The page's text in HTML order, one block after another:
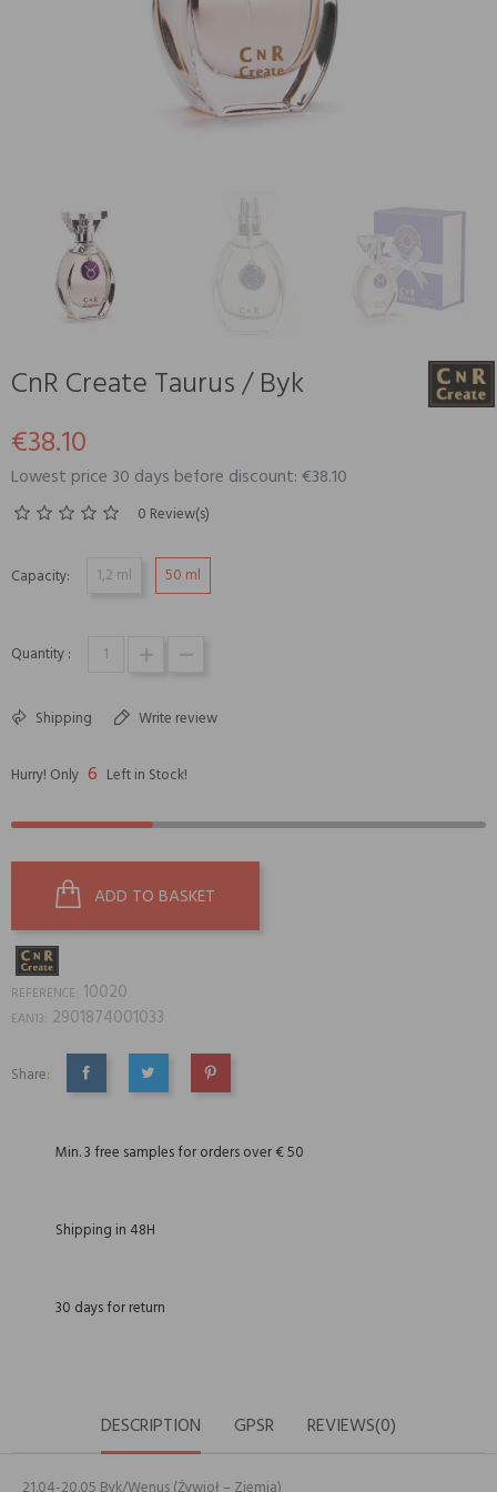
CnR Create Taurus / Byk
€38.10
Lowest price 30 days before discount: €38.10
0 Review(s)
Capacity: 1,2 ml 50 ml
Quantity :
Shipping Write review
Hurry! Only 6 Left in Stock!
ADD TO BASKET
REFERENCE: 10020
EAN13: 2901874001033
Share:
SHARE TWEET PINTEREST
Min. 3 free samples for orders over € 50
Shipping in 48H
30 days for return
DESCRIPTION GPSR REVIEWS(0)